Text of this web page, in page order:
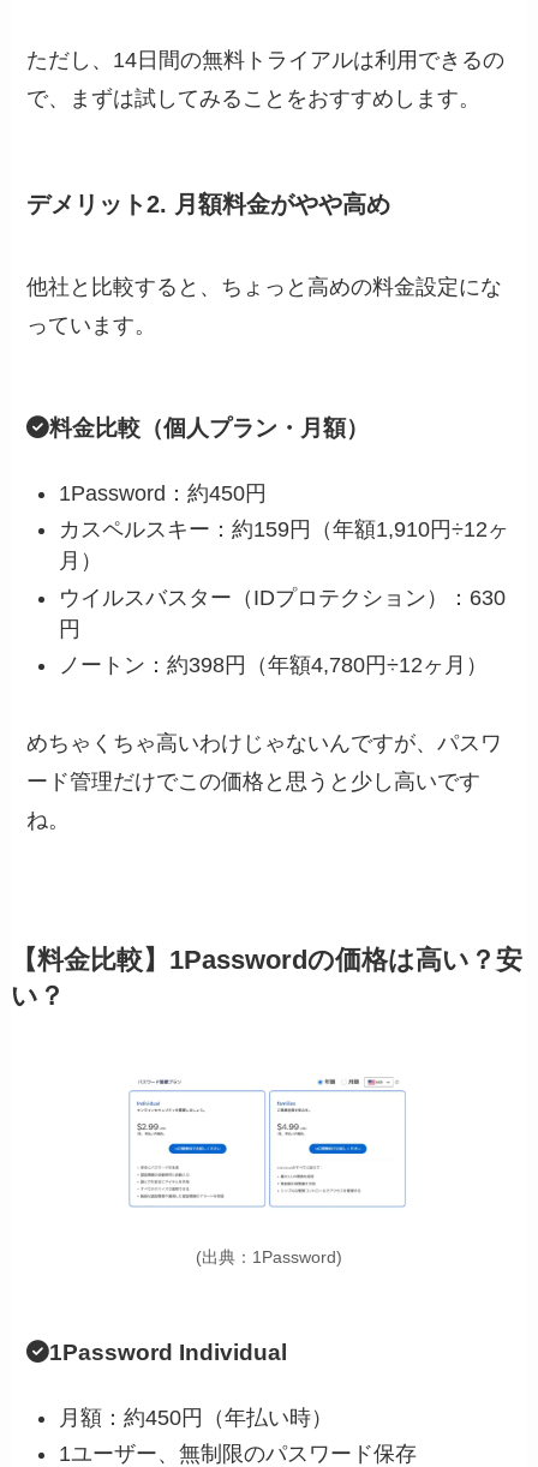
ただし、14日間の無料トライアルは利用できるの
で、まずは試してみることをおすすめします。
デメリット2. 月額料金がやや高め
他社と比較すると、ちょっと高めの料金設定にな
っています。
料金比較（個人プラン・月額）
1Password：約450円
カスペルスキー：約159円（年額1,910円÷12ヶ
月）
ウイルスバスター（IDプロテクション）：630
円
ノートン：約398円（年額4,780円÷12ヶ月）
めちゃくちゃ高いわけじゃないんですが、パスワ
ード管理だけでこの価格と思うと少し高いです
ね。
【料金比較】1Passwordの価格は高い？安
い？
(出典：1Password)
1Password Individual
月額：約450円（年払い時）
1ユーザー、無制限のパスワード保存